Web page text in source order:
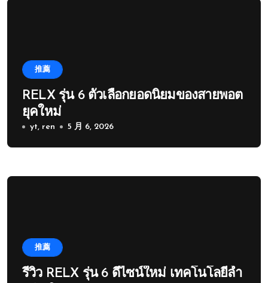
推薦
RELX รุ่น 6 ตัวเลือกยอดนิยมของสายพอต
ยุคใหม่
yt, ren 5 月 6, 2026
推薦
รีวิว RELX รุ่น 6 ดีไซน์ใหม่ เทคโนโลยีล้ำ